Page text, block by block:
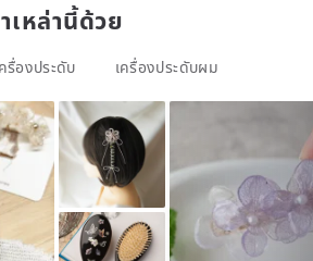
หล่านี้ด้วย
รื่องประดับ เครื่องประดับผม